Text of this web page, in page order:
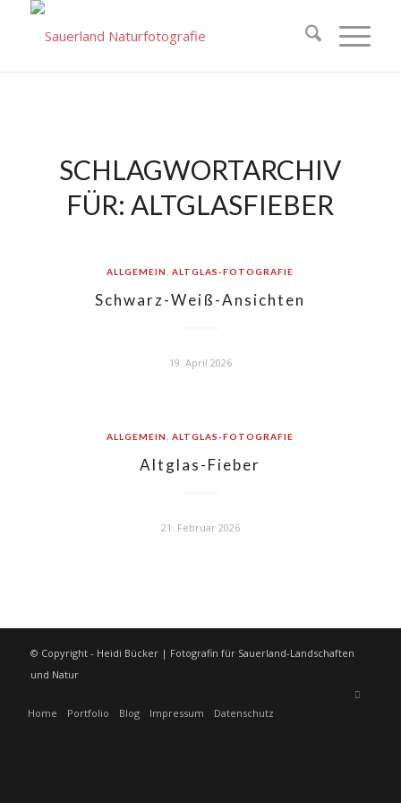
SCHLAGWORTARCHIV
FÜR: ALTGLASFIEBER
ALLGEMEIN ,ALTGLAS-FOTOGRAFIE
Schwarz-Weiß-Ansichten
19. April 2026
ALLGEMEIN ,ALTGLAS-FOTOGRAFIE
Altglas-Fieber
21. Februar 2026
© Copyright - Heidi Bücker | Fotografin für Sauerland-Landschaften
und Natur
Home Portfolio Blog Impressum Datenschutz